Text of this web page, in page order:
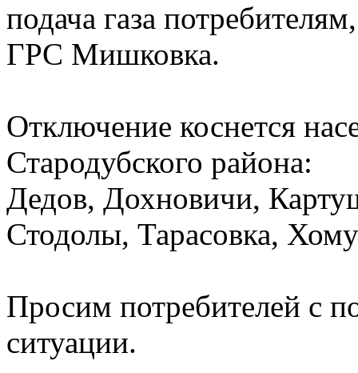
подача газа
ГРС Мишковка.
Отключение коснется
Стародубского района:
Дедов, Дохновичи,
Стодолы, Тарасовка,
Просим потребителей с
ситуации.